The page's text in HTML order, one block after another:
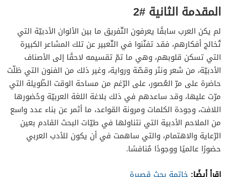
المقدمة الثانية #2
لم يكن العرب سابقًا يعرفون التّفريق ما بين الألوان الأدبيّة التي
تُخالج أفكارهم، فقد تفنّنوا في التّعبير عن تلك المشاعر الكبيرة
التي تسكن قلوبهم، وهي ما تمّ تقسيمه لاحقًا إلى الأصناف
الأدبيّة، من شعر ونثر وقصّة ورواية، وغير ذلك من الفنون التي ظلّت
حاضرة على مرّ العُصور، على الرّغم من مساحة الوقت الطّويلة التي
مرّت عليها، وقد ساعدهم في ذلك بلاغة اللغة العربيّة وحُضورها
اللافت، وجودة الكلمات ومرونة القواعد، ما أثمر عن بناء عدد واسع
من الملاحم الأدبية التي نتناولها في طيّات البحث القادم بعين
الرّعاية والاهتمام، والتي ساهمت في أن يكون للأدب العربي
حضورًا عالميًا ووجودًا مُنافسًا.